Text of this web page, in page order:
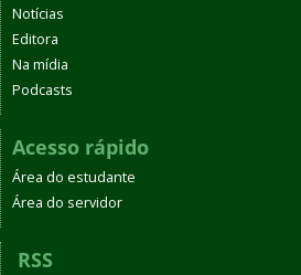
Notícias
Editora
Na mídia
Podcasts
Acesso rápido
Área do estudante
Área do servidor
RSS